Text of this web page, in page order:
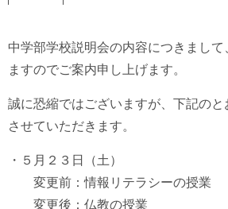
中学部学校説明会の内容につきまし
ますのでご案内申し上げます。
誠に恐縮ではございますが、下記の
させていただきます。
・５月２３日（土）
変更前：情報リテラシーの授業
変更後：仏教の授業